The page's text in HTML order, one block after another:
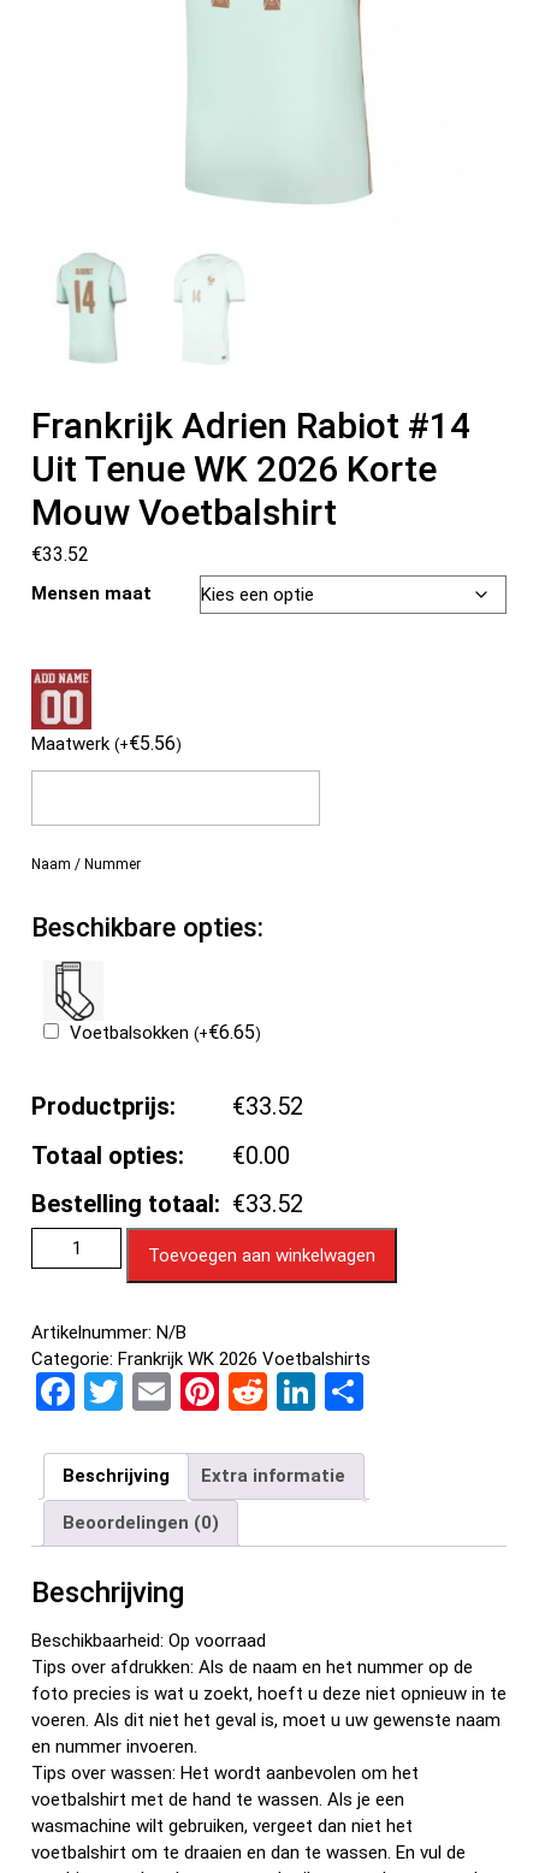
Frankrijk Adrien Rabiot #14
Uit Tenue WK 2026 Korte
Mouw Voetbalshirt
€33.52
Mensen maat
Maatwerk(+€5.56)
Naam / Nummer
Beschikbare opties:
Voetbalsokken(+€6.65)
Productprijs:
€33.52
Totaal opties:
€0.00
Bestelling totaal: €33.52
Toevoegen aan winkelwagen
Artikelnummer:N/B
Categorie:Frankrijk WK 2026 Voetbalshirts
F
ce
b
o
o
k
T
tt
er
E
ail
Pi
er
es
t
R
d
di
t
Li
ke
dI
n
e
n
Beschrijving Extra informatie
Beoordelingen (0)
Beschrijving
Beschikbaarheid: Op voorraad
Tips over afdrukken: Als de naam en het nummer op de
foto precies is wat u zoekt, hoeft u deze niet opnieuw in te
voeren. Als dit niet het geval is, moet u uw gewenste naam
en nummer invoeren.
Tips over wassen: Het wordt aanbevolen om het
voetbalshirt met de hand te wassen. Als je een
wasmachine wilt gebruiken, vergeet dan niet het
voetbalshirt om te draaien en dan te wassen. En vul de